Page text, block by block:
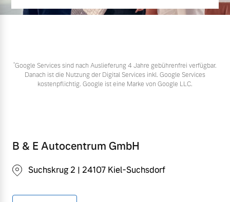
*Google Services sind nach Auslieferung 4 Jahre gebührenfrei verfügbar.
Danach ist die Nutzung der Digital Services inkl. Google Services
kostenpflichtig. Google ist eine Marke von Google LLC.
B & E Autocentrum GmbH
Suchskrug 2 | 24107 Kiel-Suchsdorf